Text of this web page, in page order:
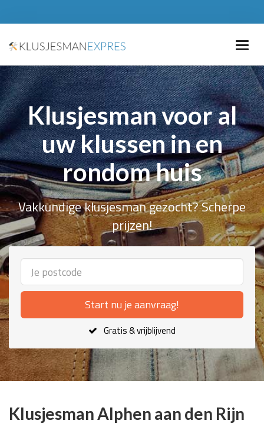
Klusjesman voor al
uw klussen in en
rondom huis
Vakkundige klusjesman gezocht? Scherpe
prijzen!
Start nu je aanvraag!
Gratis & vrijblijvend
Klusjesman Alphen aan den Rijn